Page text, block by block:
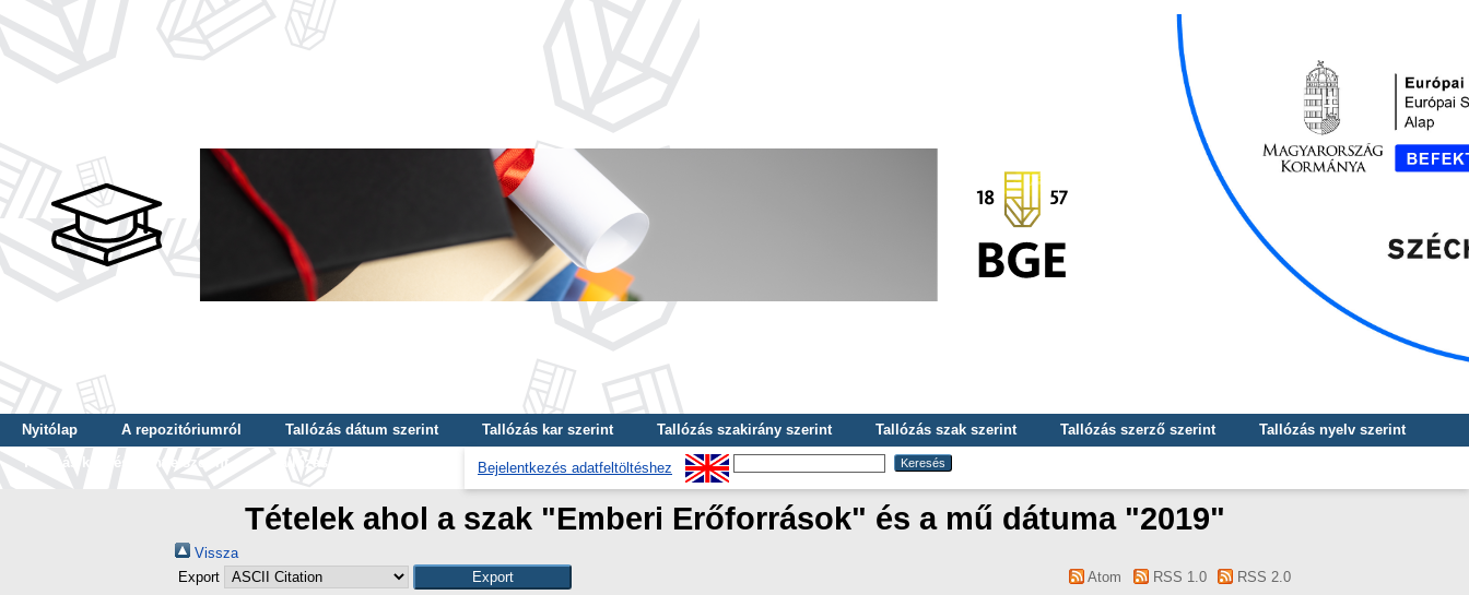
Nyitólap A repozitóriumról Tallózás dátum szerint Tallózás kar szerint Tallózás szakirány szerint Tallózás szak szerint Tallózás szerző szerint
Tallózás nyelv szerint
Tallózás képzés szintje szerint
Tallózás kulcsszó szerint Bejelentkezés adatfeltöltéshez
Tételek ahol a szak "Emberi Erőforrások" és a mű dátuma "2019"
Vissza
Export
Atom RSS 1.0 RSS 2.0